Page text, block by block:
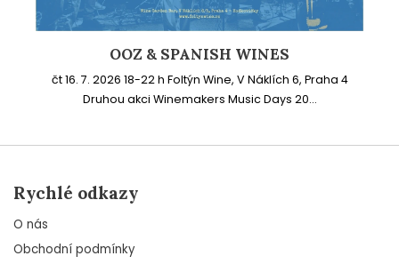
OOZ & SPANISH WINES
čt 16. 7. 2026 18-22 h Foltýn Wine, V Náklích 6, Praha 4
Druhou akci Winemakers Music Days 20...
Rychlé odkazy
O nás
Obchodní podmínky